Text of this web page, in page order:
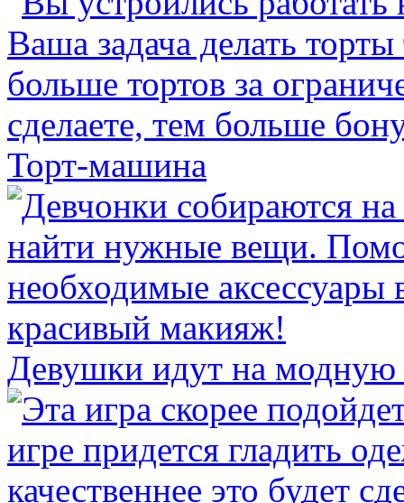
Торт-машина
Девушки идут на модную